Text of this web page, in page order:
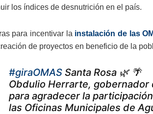
los índices de desnutrición en el país.
para incentivar la instalación de las
de proyectos en beneficio de la
#giraOMAS Santa Rosa 🌿 🌴
Obdulio Herrarte, gobernador
para agradecer la
las Oficinas Municipales de